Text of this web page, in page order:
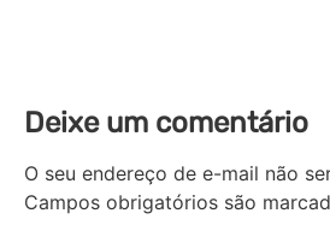
Deixe um comentário
O seu endereço de e-mail não
Campos obrigatórios são